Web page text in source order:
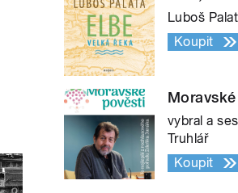
Luboš
Koupit
vybral a
Truhlář
Koupit